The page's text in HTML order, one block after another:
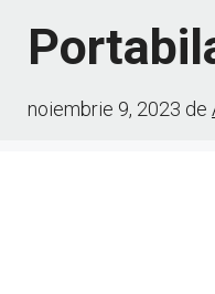
noiembrie 9, 2023 de